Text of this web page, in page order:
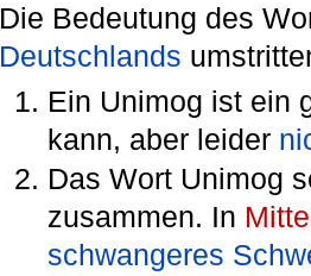
Die Bedeutung des
Deutschlands
Ein Unimog ist ein
kann, aber leider
Das Wort Unimog
zusammen. In
schwangeres